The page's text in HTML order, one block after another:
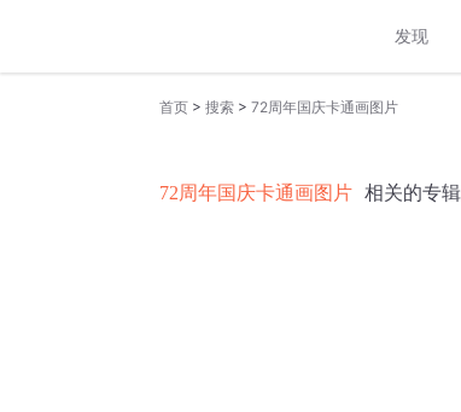
发现
首页 > 搜索 > 72周年国庆卡通画图片
72周年国庆卡通画图片 相关的专辑